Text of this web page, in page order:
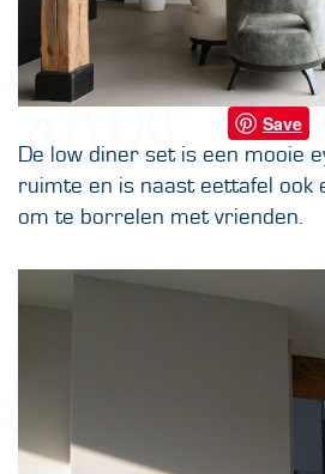
Save
De low diner set is een mooie
ruimte en is naast eettafel ook
om te borrelen met vrienden.